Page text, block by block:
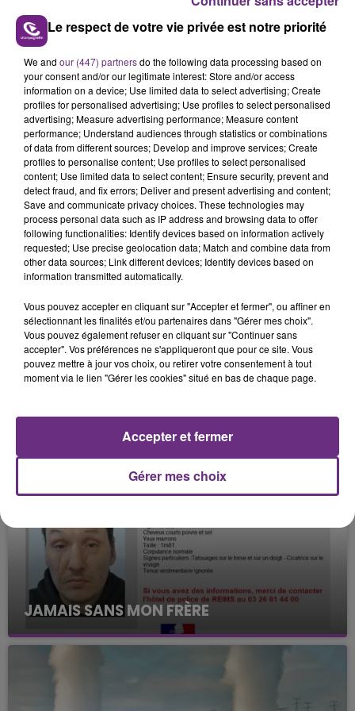
Permanence de Cités Lab à Sedan, ce mercredi 29 juin,
de 9 à 16h30, service de proximité, pour les habitants
des quartiers de l'agglomération Ardenne métropole
qui souhaitent installer leur future activité sur le
territoire.
Si vous souhaitez connaître les aides et dispositifs de
soutien à la mobilité géographique ? Inscrivez-vous à
l'atelier mobilité proposé par l'Espace métiers de Bar
sur Aube, de 14h à 16h.
Vous êtes salariés et vous voulez évoluer, vous former,
faire un bilan. Venez-vous informer lors d'un entretien
personnalisé, à l'Espace métiers de Troyes, lundi 4
juillet.
C’est sur rendez-vous.
l'Espace métiers de Troyes - 03 25 46 84 61/62
FIL D'ACTUS
JAMAIS SANS MON FRÈRE
Julien Fourel n'a plus donné signé de vie depuis 5
mois. Sa sœur poursuit ses recherches pour le
retrouver.
Le respect de votre vie privée est notre priorité
We and our (447) partnersdo the following data processing based on
your consent and/or our legitimate interest: Store and/or access
information on a device; Use limited data to select advertising; Create
profiles for personalised advertising; Use profiles to select personalised
advertising; Measure advertising performance; Measure content
performance; Understand audiences through statistics or combinations
of data from different sources; Develop and improve services; Create
profiles to personalise content; Use profiles to select personalised
content; Use limited data to select content; Ensure security, prevent and
detect fraud, and fix errors; Deliver and present advertising and content;
Save and communicate privacy choices. These technologies may
process personal data such as IP address and browsing data to offer
following functionalities: Identify devices based on information actively
requested; Use precise geolocation data; Match and combine data from
other data sources; Link different devices; Identify devices based on
information transmitted automatically.
Vous pouvez accepter en cliquant sur "Accepter et fermer", ou affiner en
sélectionnant les finalités et/ou partenaires dans "Gérer mes choix".
Vous pouvez également refuser en cliquant sur "Continuer sans
accepter". Vos préférences ne s'appliqueront que pour ce site. Vous
pouvez mettre à jour vos choix, ou retirer votre consentement à tout
moment via le lien "Gérer les cookies" situé en bas de chaque page.
Gérer mes choix
Accepter et fermer